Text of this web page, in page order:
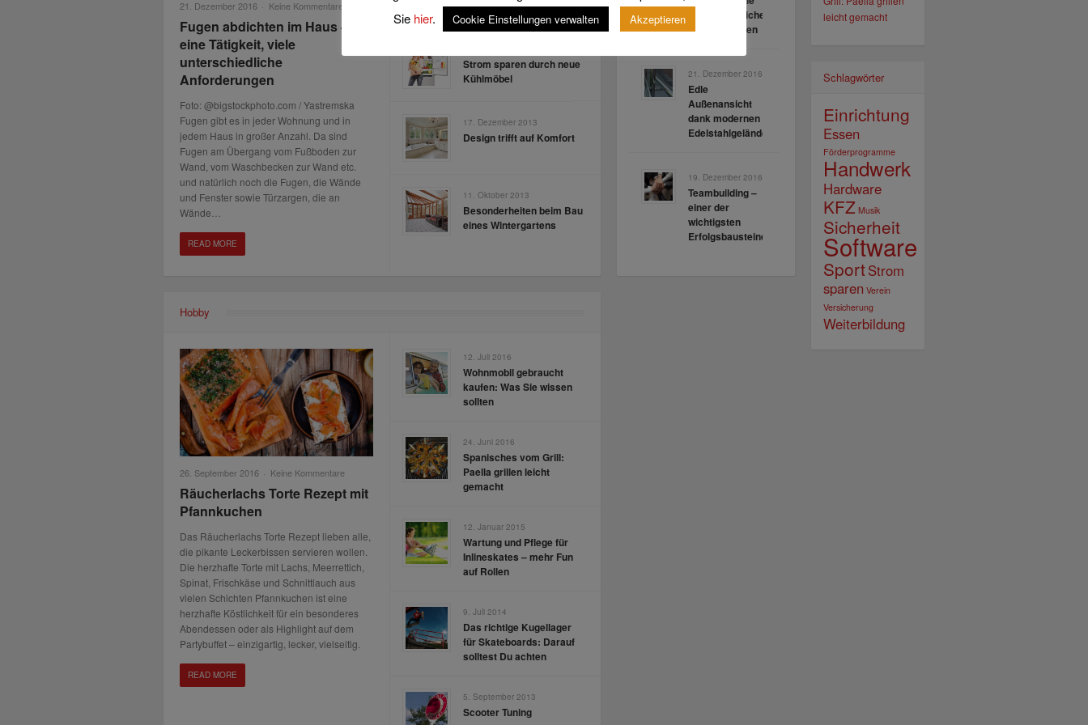
21. Dezember 2016 · Keine Kommentare
Fugen abdichten im Haus –
eine Tätigkeit, viele
unterschiedliche
Anforderungen
Foto: @bigstockphoto.com / Yastremska
Fugen gibt es in jeder Wohnung und in
jedem Haus in großer Anzahl. Da sind
Fugen am Übergang vom Fußboden zur
Wand, vom Waschbecken zur Wand etc.
und natürlich noch die Fugen, die Wände
und Fenster sowie Türzargen, die an
Wände…
READ MORE
der Zukunft
Strom sparen durch neue
Kühlmöbel
17. Dezember 2013
Design trifft auf Komfort
11. Oktober 2013
Besonderheiten beim Bau
eines Wintergartens
Hobby
26. September 2016 · Keine Kommentare
Räucherlachs Torte Rezept mit
Pfannkuchen
Das Räucherlachs Torte Rezept lieben alle,
die pikante Leckerbissen servieren wollen.
Die herzhafte Torte mit Lachs, Meerrettich,
Spinat, Frischkäse und Schnittlauch aus
vielen Schichten Pfannkuchen ist eine
herzhafte Köstlichkeit für ein besonderes
Abendessen oder als Highlight auf dem
Partybuffet – einzigartig, lecker, vielseitig.
READ MORE
12. Juli 2016
Wohnmobil gebraucht
kaufen: Was Sie wissen
sollten
24. Juni 2016
Spanisches vom Grill:
Paella grillen leicht
gemacht
12. Januar 2015
Wartung und Pflege für
Inlineskates – mehr Fun
auf Rollen
9. Juli 2014
Das richtige Kugellager
für Skateboards: Darauf
solltest Du achten
5. September 2013
Scooter Tuning
unterschiedliche
Anforderungen
21. Dezember 2016
Edle
Außenansicht
dank modernen
Edelstahlgeländern
19. Dezember 2016
Teambuilding –
einer der
wichtigsten
Erfolgsbausteine
leicht gemacht
Schlagwörter
Einrichtung
Essen
Förderprogramme
Handwerk
Hardware
KFZ Musik
Sicherheit
Software
SportStrom
sparen Verein
Versicherung
Weiterbildung
Sie hier. Cookie Einstellungen verwalten Akzeptieren